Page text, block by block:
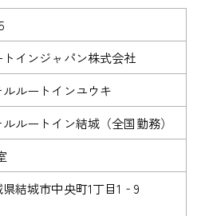
トインジャパン株式会社
ルートインユウキ
ルートイン結城（全国勤務）
結城市中央町1丁目1‐9